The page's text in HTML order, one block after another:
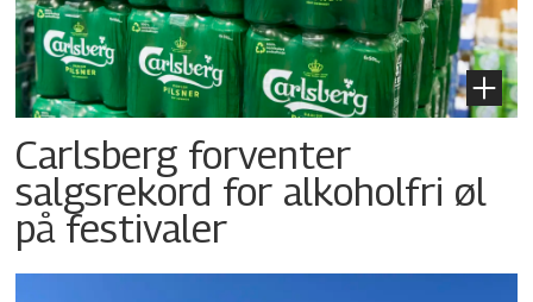
Carlsberg forventer
salgsrekord for alkoholfri øl
på festivaler